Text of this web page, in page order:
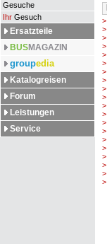
Gesuche
Ihr Gesuch
Ersatzteile
BUSMAGAZIN
groupedia
Katalogreisen
Forum
Leistungen
Service
>
>
>
>
>
>
>
>
>
>
>
>
>
>
>
>
>
>
>
>